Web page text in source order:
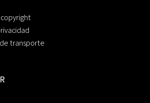
transporte